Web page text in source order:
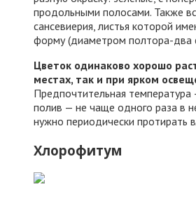
продольными полосами. Также
сансевиерия, листья которой
форму (диаметром полтора-два
Цветок одинаково хорошо
местах, так и при ярком
Предпочтительная
полив — не чаще одного раза в
нужно периодически протирать
Хлорофитум